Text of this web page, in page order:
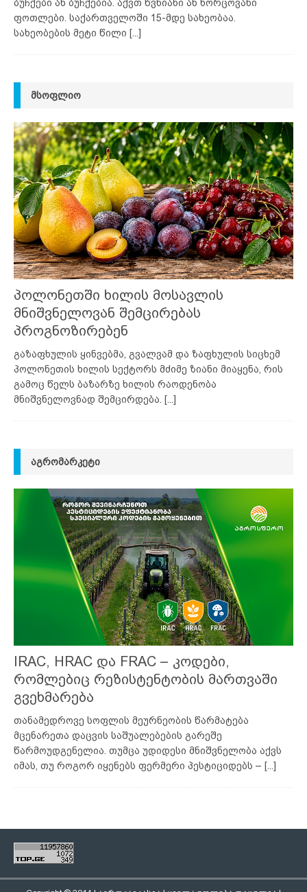
ბუჩქები ან ბუჩქებია. აქვთ წვნიანი ან ხორცოვანი
ფოთლები. საქართველოში 15-მდე სახეობაა.
სახეობების მეტი წილი [...]
ᲛᲡᲝᲤᲚᲘᲝ
პოლონეთში ხილის მოსავლის
მნიშვნელოვან შემცირებას
პროგნოზირებენ
გაზაფხულის ყინვებმა, გვალვამ და ზაფხულის სიცხემ
პოლონეთის ხილის სექტორს მძიმე ზიანი მიაყენა, რის
გამოც წელს ბაზარზე ხილის რაოდენობა
მნიშვნელოვნად შემცირდება.
[...]
ᲐᲒᲠᲝᲛᲐᲠᲙᲔᲢᲘ
IRAC, HRAC და FRAC – კოდები,
რომლებიც რეზისტენტობის მართვაში
გვეხმარება
თანამედროვე სოფლის მეურნეობის წარმატება
მცენარეთა დაცვის საშუალებების გარეშე
წარმოუდგენელია. თუმცა უდიდესი მნიშვნელობა აქვს
იმას, თუ როგორ იყენებს ფერმერი პესტიციდებს – [...]